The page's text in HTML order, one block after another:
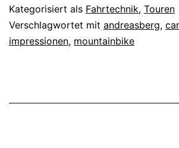
Kategorisiert als Fahrtechnik, Touren
Verschlagwortet mit andreasberg,
impressionen, mountainbike